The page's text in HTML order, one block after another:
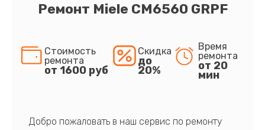
Ремонт Miele CM6560 GRPF
Стоимость
ремонта
от 1600 руб
Скидка
до
20%
Время
ремонта
от 20
мин
Добро пожаловать в наш сервис по ремонту